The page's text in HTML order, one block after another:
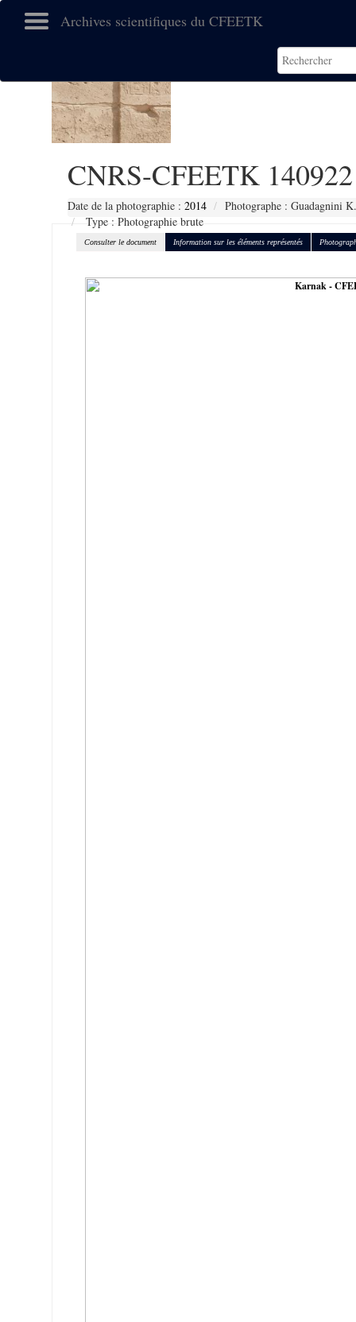
Archives scientifiques du CFEETK
CNRS-CFEETK 140922
Date de la photographie : 2014
Photographe : Guadagnini K.
Type : Photographie brute
Consulter le document Information sur les éléments représentés